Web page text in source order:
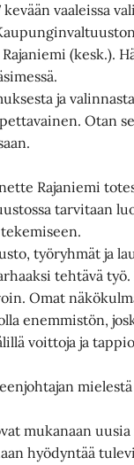
vaaleissa
(kesk.).
ja
Otan
Rajaniemi
tarvitaan
työryhmät ja
tehtävä
Omat
enemmistön,
voittoja ja
mukanaan
hyödyntää